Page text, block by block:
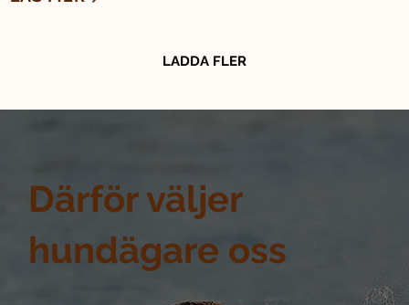
Därför väljer
hundägare oss
LADDA FLER